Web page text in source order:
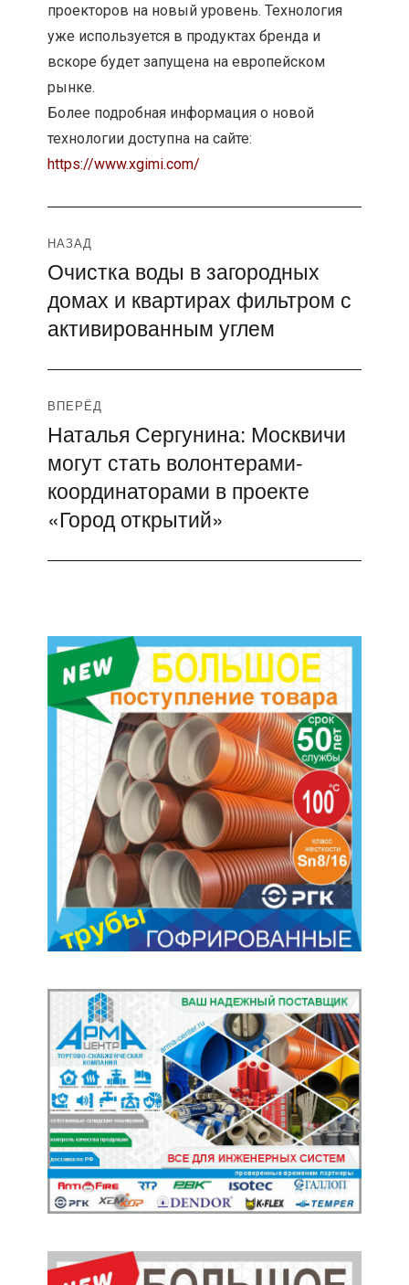
проекторов на новый уровень. Технология
уже используется в продуктах бренда и
вскоре будет запущена на европейском
рынке.
Более подробная информация о новой
технологии доступна на сайте:
https://www.xgimi.com/
Навигация
по
записям
НАЗАД
Предыдущая
запись:
Очистка воды в загородных
домах и квартирах фильтром с
активированным углем
ВПЕРЁД
Следующая
запись:
Наталья Сергунина: Москвичи
могут стать волонтерами-
координаторами в проекте
«Город открытий»